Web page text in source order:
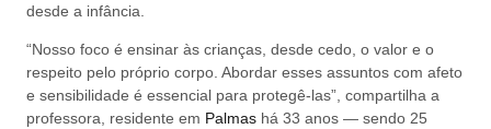
desde a infância.
“Nosso foco é ensinar às crianças, desde cedo, o valor e o
respeito pelo próprio corpo. Abordar esses assuntos com afeto
e sensibilidade é essencial para protegê-las”, compartilha a
professora, residente em Palmas há 33 anos — sendo 25